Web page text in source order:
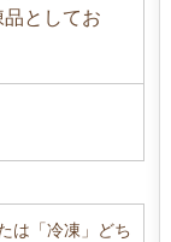
としてお
は「冷凍」どち